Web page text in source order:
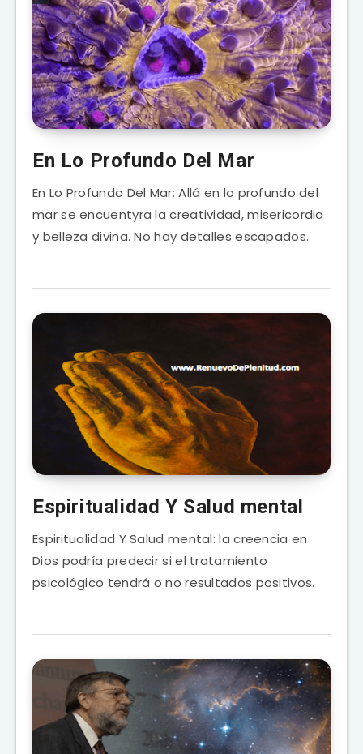
En Lo Profundo Del Mar
En Lo Profundo Del Mar: Allá en lo profundo del
mar se encuentyra la creatividad, misericordia
y belleza divina. No hay detalles escapados.
Espiritualidad Y Salud mental
Espiritualidad Y Salud mental: la creencia en
Dios podría predecir si el tratamiento
psicológico tendrá o no resultados positivos.